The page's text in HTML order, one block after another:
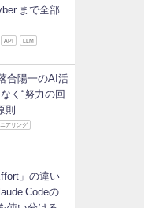
まで全部
API LLM
合陽一のAI活
く“努力の回
則
アリング
」の違い
Codeの